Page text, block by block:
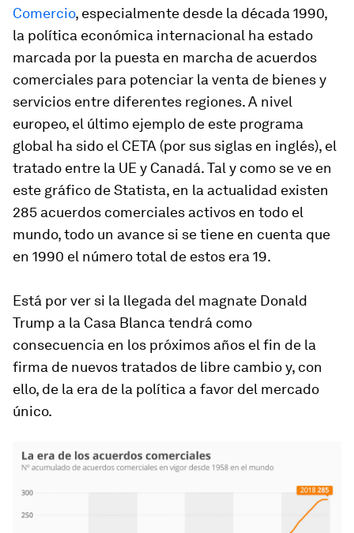
Comercio, especialmente desde la década 1990,
la política económica internacional ha estado
marcada por la puesta en marcha de acuerdos
comerciales para potenciar la venta de bienes y
servicios entre diferentes regiones. A nivel
europeo, el último ejemplo de este programa
global ha sido el CETA (por sus siglas en inglés), el
tratado entre la UE y Canadá. Tal y como se ve en
este gráfico de Statista, en la actualidad existen
285 acuerdos comerciales activos en todo el
mundo, todo un avance si se tiene en cuenta que
en 1990 el número total de estos era 19.
Está por ver si la llegada del magnate Donald
Trump a la Casa Blanca tendrá como
consecuencia en los próximos años el fin de la
firma de nuevos tratados de libre cambio y, con
ello, de la era de la política a favor del mercado
único.